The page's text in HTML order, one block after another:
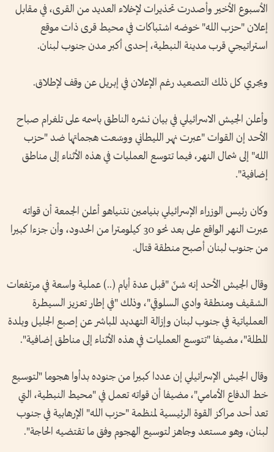
الأسبوع الأخير وأصدرت تحذيرات لإخلاء العديد من القرى، في مقابل
إعلان "حزب الله" خوضه اشتباكات في محيط قرى ذات موقع
استراتيجي قرب مدينة النبطية، إحدى أكبر مدن جنوب لبنان.
ويجري كل ذلك التصعيد رغم الإعلان في إبريل عن وقف لإطلاق.
وأعلن الجيش الاسرائيلي في بيان نشره الناطق باسمه على تلغرام صباح
الأحد إن القوات "عبرت نهر الليطاني ووسّعت هجماتها ضد "حزب
الله" إلى شمال النهر، فيما تتوسع العمليات في هذه الأثناء إلى مناطق
إضافية".
وكان رئيس الوزراء الإسرائيلي بنيامين نتنياهو أعلن الجمعة أن قواته
عبرت النهر الواقع على بعد نحو 30 كيلومترا من الحدود، وأن جزءا كبيرا
من جنوب لبنان أصبح منطقة قتال.
وقال الجيش الأحد إنه شنّ "قبل عدة أيام (..) عملية واسعة في مرتفعات
الشقيف ومنطقة وادي السلوقي"، وذلك "في إطار تعزيز السيطرة
العملياتية في جنوب لبنان وإزالة التهديد المباشر عن إصبع الجليل وبلدة
المطلة"، مضيفا "تتوسع العمليات في هذه الأثناء إلى مناطق إضافية".
وقال الجيش الإسرائيلي إن عددا كبيرا من جنوده بدأوا هجوما "لتوسيع
خط الدفاع الأمامي"، مضيفا أن قواته تعمل في "محيط النبطية، التي
تعد أحد مراكز القوة الرئيسية لمنظمة "حزب الله" الإرهابية في جنوب
لبنان، وهو مستعد وجاهز لتوسيع الهجوم وفق ما تقتضيه الحاجة".